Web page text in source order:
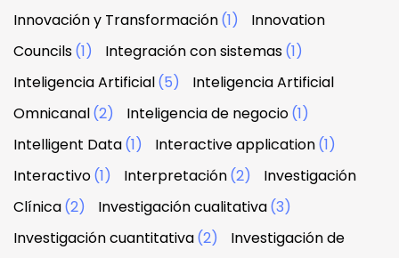
Innovación y Transformación(1)
Innovation
Councils(1) Integración con sistemas(1)
Inteligencia Artificial(5)
Inteligencia Artificial
Omnicanal(2) Inteligencia de negocio(1)
Intelligent Data(1) Interactive application(1)
Interactivo(1) Interpretación(2)
Investigación
Clínica(2) Investigación cualitativa(3)
Investigación cuantitativa(2)
Investigación de